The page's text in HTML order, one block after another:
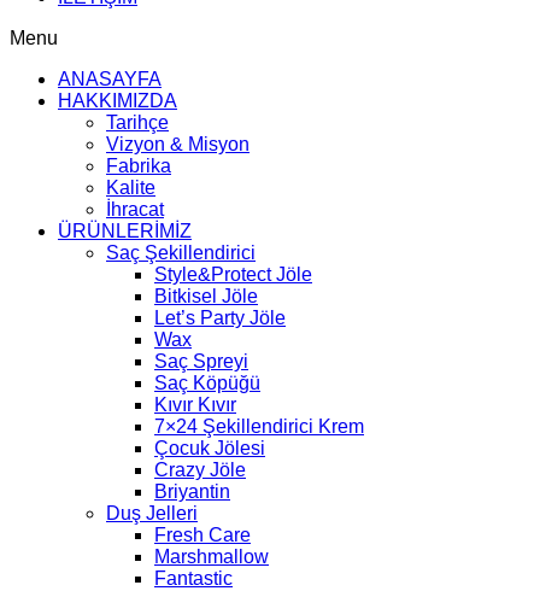
Menu
ANASAYFA
HAKKIMIZDA
Tarihçe
Vizyon & Misyon
Fabrika
Kalite
İhracat
ÜRÜNLERİMİZ
Saç Şekillendirici
Style&Protect Jöle
Bitkisel Jöle
Let’s Party Jöle
Wax
Saç Spreyi
Saç Köpüğü
Kıvır Kıvır
7×24 Şekillendirici Krem
Çocuk Jölesi
Crazy Jöle
Briyantin
Duş Jelleri
Fresh Care
Marshmallow
Fantastic